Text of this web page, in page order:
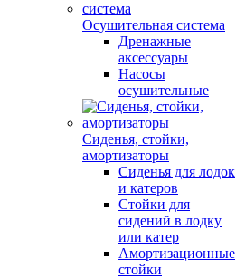
Осушительная система
Дренажные
аксессуары
Насосы
осушительные
Сиденья, стойки,
амортизаторы
Сиденья для лодок
и катеров
Стойки для
сидений в лодку
или катер
Амортизационные
стойки